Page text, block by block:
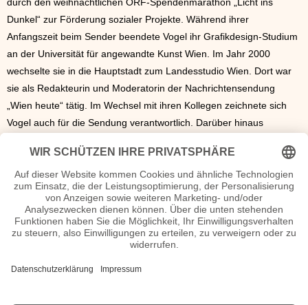
durch den weihnachtlichen ORF-Spendenmarathon „Licht ins
Dunkel“ zur Förderung sozialer Projekte. Während ihrer
Anfangszeit beim Sender beendete Vogel ihr Grafikdesign-Studium
an der Universität für angewandte Kunst Wien. Im Jahr 2000
wechselte sie in die Hauptstadt zum Landesstudio Wien. Dort war
sie als Redakteurin und Moderatorin der Nachrichtensendung
„Wien heute“ tätig. Im Wechsel mit ihren Kollegen zeichnete sich
Vogel auch für die Sendung verantwortlich. Darüber hinaus
„Modern Times Gesundheit“ auf ORF 2. Zwischenzeitlich
promovierte Vogel an der WU Wien. In ihrer Dissertation über
Medienethik diskutierte sie das Spannungsfeld von öffentlich-
rechtlichen Grundprinzipien und Werten innerhalb der
elektronischen Medien.